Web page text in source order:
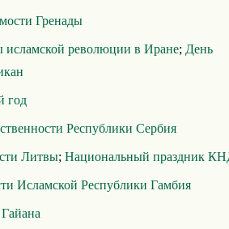
Гренады
исламской революции в Иране; День
год
Республики Сербия
Литвы; Национальный праздник
Исламской Республики Гамбия